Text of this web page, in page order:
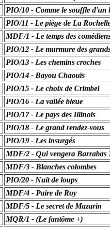
PIO/10 - Comme le souffle d'un
PIO/11 - Le piège de La
MDF/1 - Le temps des
PIO/12 - Le murmure des
PIO/13 - Les chemins croches
PIO/14 - Bayou Chaouïs
PIO/15 - Le choix de Crimbel
PIO/16 - La vallée bleue
PIO/17 - Le pays des Illinois
PIO/18 - Le grand rendez-vous
PIO/19 - Les insurgés
MDF/2 - Qui vengera Barrabas
MDF/3 - Blanches colombes
PIO/20 - Nuit de loups
MDF/4 - Paire de Roy
MDF/5 - Le secret de Mazarin
MQR/1 - (Le fantôme +)